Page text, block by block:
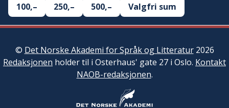
100,–
250,– 500,– Valgfri sum
© Det Norske Akademi for Språk og Litteratur2026
Redaksjonen holder til i Osterhaus' gate 27 i Oslo. Kontakt
NAOB-redaksjonen.